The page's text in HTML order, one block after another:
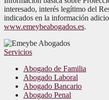
interesado, interés legítimo del
indicados en la información
www.emeybeabogados.es.
Servicios
Abogado de Familia
Abogado Laboral
Abogado Bancario
Abogado Penal